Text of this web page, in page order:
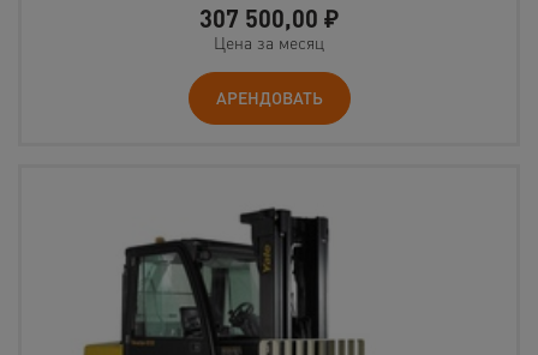
307 500,00 ₽
Цена за месяц
АРЕНДОВАТЬ